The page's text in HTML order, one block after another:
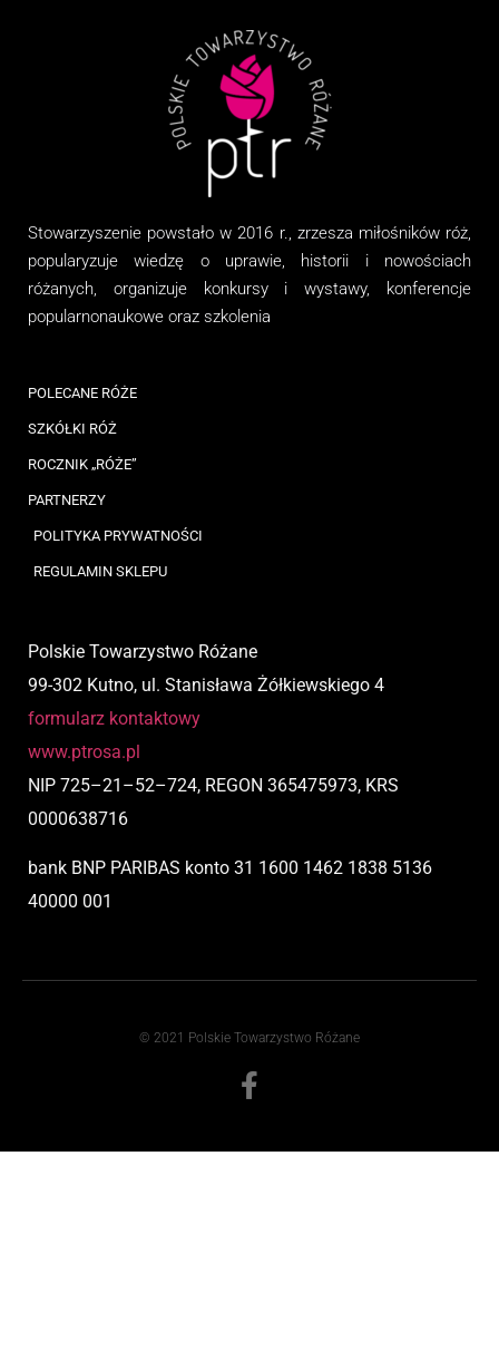
Stowarzyszenie powstało w 2016 r., zrzesza miłośników róż,
popularyzuje wiedzę o uprawie, historii i nowościach
różanych, organizujekonkursy i wystawy, konferencje
popularnonaukowe oraz szkolenia
POLECANE RÓŻE
SZKÓŁKI RÓŻ
ROCZNIK „RÓŻE”
PARTNERZY
POLITYKA PRYWATNOŚCI
REGULAMIN SKLEPU
Polskie Towarzystwo Różane
99-302 Kutno, ul. Stanisława Żółkiewskiego 4
formularz kontaktowy
www.ptrosa.pl
NIP 725–21 –52–724, REGON 365475973, KRS
0000638716
bank BNP PARIBAS konto 31 1600 1462 1838 5136
40000 001
© 2021 Polskie Towarzystwo Różane